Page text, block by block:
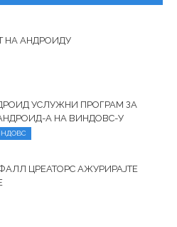
НА АНДРОИДУ
УСЛУЖНИ ПРОГРАМ ЗА
А НА ВИНДОВС-У
ЦРЕАТОРС АЖУРИРАЈТЕ